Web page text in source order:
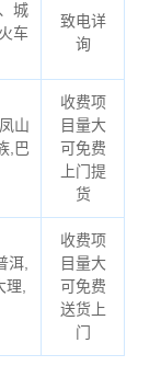
城
车
致电详
询
山
,巴
收费项
目量大
可免费
上门提
货
洱,
,
收费项
目量大
可免费
送货上
门